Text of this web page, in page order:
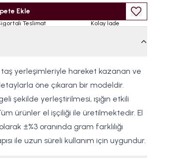
Ekle
Teslimat Kolay İade
taş yerleşimleriyle hareket kazanan ve
öne çıkaran bir modeldir.
şekilde yerleştirilmesi, ışığın etkili
ürünler el işçiliği ile üretilmektedir. El
±%3 oranında gram farklılığı
ile uzun süreli kullanım için uygundur.